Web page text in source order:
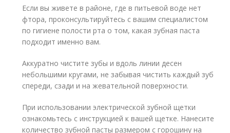
Если вы живете в районе, где в питьевой воде нет
фтора, проконсультируйтесь с вашим специалистом
по гигиене полости рта о том, какая зубная паста
подходит именно вам.
Аккуратно чистите зубы и вдоль линии десен
небольшими кругами, не забывая чистить каждый зуб
спереди, сзади и на жевательной поверхности.
При использовании электрической зубной щетки
ознакомьтесь с инструкцией к вашей щетке. Нанесите
количество зубной пасты размером с горошину на